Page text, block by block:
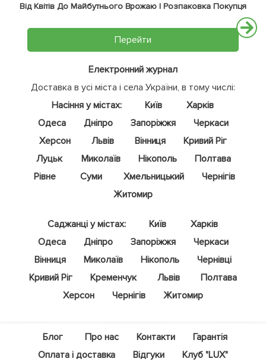
Від Квітів До Майбутнього Врожаю | Розпаковка Покупця
Перейти
Електронний журнал
Доставка в усі міста і села України, в тому числі:
Насіння у містах:
Київ
Харків
Одеса
Дніпро Запоріжжя
Черкаси
Херсон
Львів Вінниця
Кривий Ріг
Луцьк
Миколаїв Нікополь
Полтава
Рівне
Суми Хмельницький
Чернігів
Житомир
Саджанці у містах: Київ
Харків
Одеса
Дніпро Запоріжжя
Черкаси
Вінниця
Миколаїв Нікополь
Чернівці
Кривий Ріг
Кременчук Львів
Полтава
Херсон
Чернігів Житомир
Блог Про нас Контакти
Гарантія
Оплата і доставка
Відгуки
Клуб "LUX"